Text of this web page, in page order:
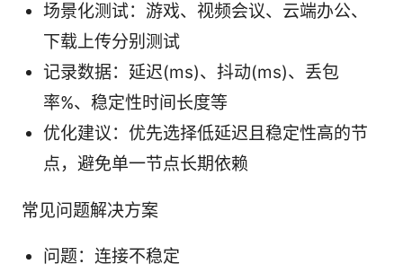
场景化测试：游戏、视频会议、云端办公、
下载上传分别测试
记录数据：延迟(ms)、抖动(ms)、丢包
率%、稳定性时间长度等
优化建议：优先选择低延迟且稳定性高的节
点，避免单一节点长期依赖
常见问题解决方案
问题：连接不稳定